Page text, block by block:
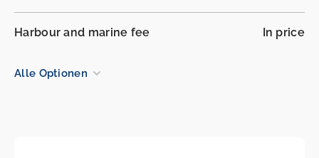
Harbour and marine fee In price
Alle Optionen